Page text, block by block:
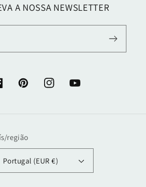
A NOSSA NEWSLETTER
PinterestInstagramYouTube
região
Portugal (EUR €)